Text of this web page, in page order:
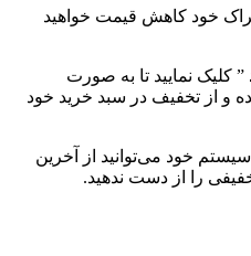
خود کاهش قیمت خواهید
” کلیک نمایید تا به صورت
و از تخفیف در سبد خرید خود
خود می‌توانید از آخرین
را از دست ندهید.